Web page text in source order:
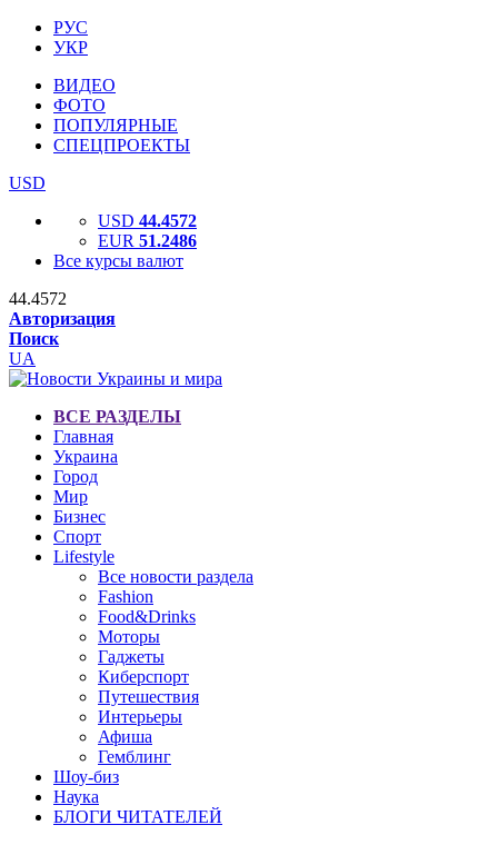
РУС
УКР
ВИДЕО
ФОТО
ПОПУЛЯРНЫЕ
СПЕЦПРОЕКТЫ
USD
USD 44.4572
EUR 51.2486
Все курсы валют
44.4572
Авторизация
Поиск
UA
ВСЕ РАЗДЕЛЫ
Главная
Украина
Город
Мир
Бизнес
Спорт
Lifestyle
Все новости раздела
Fashion
Food&Drinks
Моторы
Гаджеты
Киберспорт
Путешествия
Интерьеры
Афиша
Гемблинг
Шоу-биз
Наука
БЛОГИ ЧИТАТЕЛЕЙ